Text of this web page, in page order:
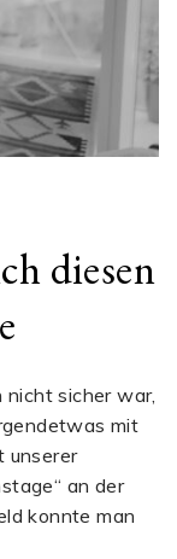
diesen
nicht sicher war,
mit
unserer
an der
konnte man